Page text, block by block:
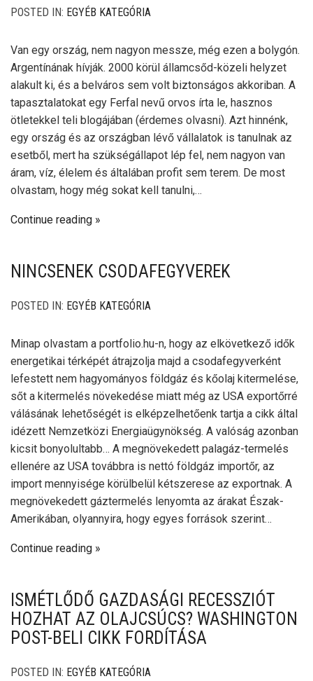
POSTED IN: EGYÉB KATEGÓRIA
Van egy ország, nem nagyon messze, még ezen a bolygón.
Argentínának hívják. 2000 körül államcsőd-közeli helyzet
alakult ki, és a belváros sem volt biztonságos akkoriban. A
tapasztalatokat egy Ferfal nevű orvos írta le, hasznos
ötletekkel teli blogájában (érdemes olvasni). Azt hinnénk,
egy ország és az országban lévő vállalatok is tanulnak az
esetből, mert ha szükségállapot lép fel, nem nagyon van
áram, víz, élelem és általában profit sem terem. De most
olvastam, hogy még sokat kell tanulni,…
Continue reading
NINCSENEK CSODAFEGYVEREK
POSTED IN: EGYÉB KATEGÓRIA
Minap olvastam a portfolio.hu-n, hogy az elkövetkező idők
energetikai térképét átrajzolja majd a csodafegyverként
lefestett nem hagyományos földgáz és kőolaj kitermelése,
sőt a kitermelés növekedése miatt még az USA exportőrré
válásának lehetőségét is elképzelhetőenk tartja a cikk által
idézett Nemzetközi Energiaügynökség. A valóság azonban
kicsit bonyolultabb… A megnövekedett palagáz-termelés
ellenére az USA továbbra is nettó földgáz importőr, az
import mennyisége körülbelül kétszerese az exportnak. A
megnövekedett gáztermelés lenyomta az árakat Észak-
Amerikában, olyannyira, hogy egyes források szerint…
Continue reading
ISMÉTLŐDŐ GAZDASÁGI RECESSZIÓT
HOZHAT AZ OLAJCSÚCS? WASHINGTON
POST-BELI CIKK FORDÍTÁSA
POSTED IN: EGYÉB KATEGÓRIA